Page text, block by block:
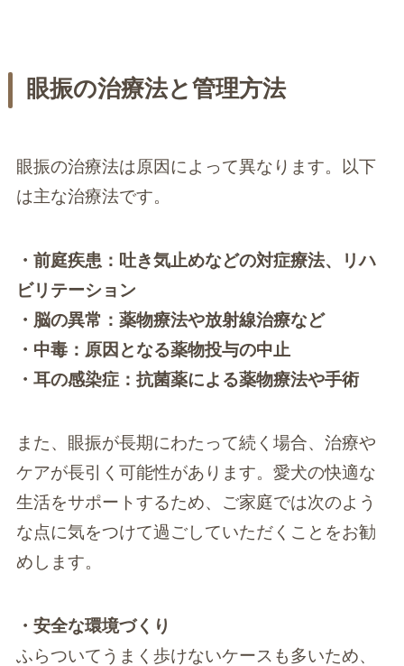
眼振の治療法と管理方法
眼振の治療法は原因によって異なります。以下
は主な治療法です。
・前庭疾患：吐き気止めなどの対症療法、リハ
ビリテーション
・脳の異常：薬物療法や放射線治療など
・中毒：原因となる薬物投与の中止
・耳の感染症：抗菌薬による薬物療法や手術
また、眼振が長期にわたって続く場合、治療や
ケアが長引く可能性があります。愛犬の快適な
生活をサポートするため、ご家庭では次のよう
な点に気をつけて過ごしていただくことをお勧
めします。
・安全な環境づくり
ふらついてうまく歩けないケースも多いため、